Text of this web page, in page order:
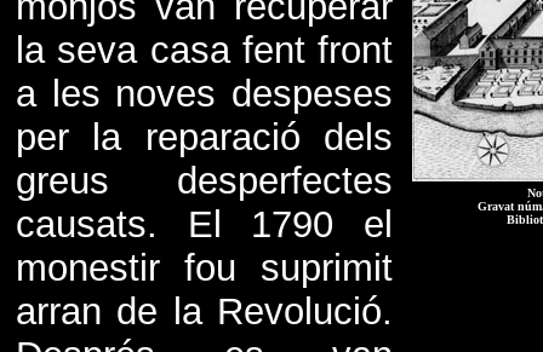
la seva casa fent front
a les noves despeses
per la reparació dels
greus desperfectes
causats. El 1790 el
monestir fou suprimit
arran de la Revolució.
Gravat